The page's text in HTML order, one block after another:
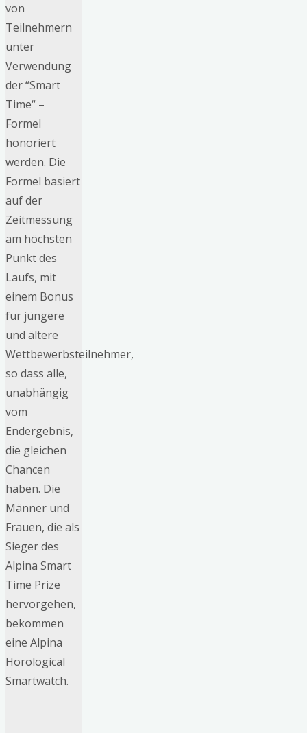
von
Teilnehmern
unter
Verwendung
der “Smart
Time“ –
Formel
honoriert
werden. Die
Formel basiert
auf der
Zeitmessung
am höchsten
Punkt des
Laufs, mit
einem Bonus
für jüngere
und ältere
Wettbewerbsteilnehmer,
so dass alle,
unabhängig
vom
Endergebnis,
die gleichen
Chancen
haben. Die
Männer und
Frauen, die als
Sieger des
Alpina Smart
Time Prize
hervorgehen,
bekommen
eine Alpina
Horological
Smartwatch.